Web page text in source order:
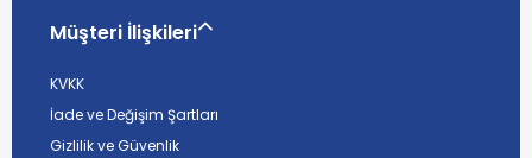
Müşteri İlişkileri
KVKK
İade ve Değişim Şartları
Gizlilik ve Güvenlik